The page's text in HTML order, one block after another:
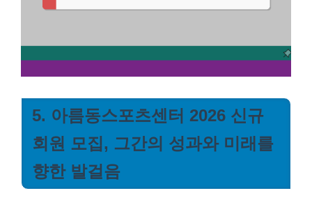
5. 아름동스포츠센터 2026 신규
회원 모집, 그간의 성과와 미래를
향한 발걸음